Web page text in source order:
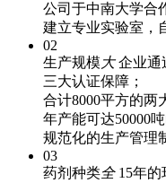
公司于中南大学合
建立专业实验室，
02
生产规模 大 企业通
三大认证保障；
合计8000平方的两
年产能可达50000
规范化的生产管理
03
药剂种类全 15年